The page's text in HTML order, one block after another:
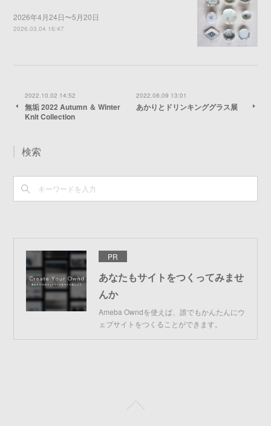
2026年4月24日〜5月20日
2026.03.04 16:47
2022.10.02 14:52
無垢 2022 Autumn ＆ Winter
Knit Collection
2022.08.09 13:01
あかりとドリンキンググラス展
検索
PR
あなたもサイトをつくってみませ
んか
Ameba Owndを使えば、誰でもかんたんにウ
ェブサイトをつくることができます。